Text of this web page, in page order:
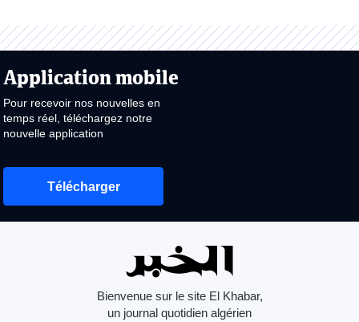
Application mobile
Pour recevoir nos nouvelles en
temps réel, téléchargez notre
nouvelle application
Télécharger
Bienvenue sur le site El Khabar,
un journal quotidien algérien